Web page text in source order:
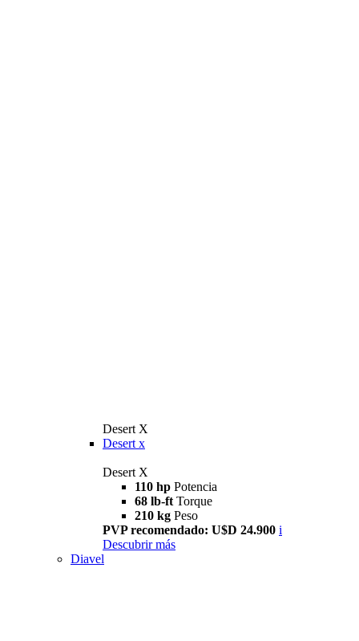
Desert X
Desert x
Desert X
110 hp Potencia
68 lb-ft Torque
210 kg Peso
PVP recomendado: U$D 24.900 i
Descubrir más
Diavel